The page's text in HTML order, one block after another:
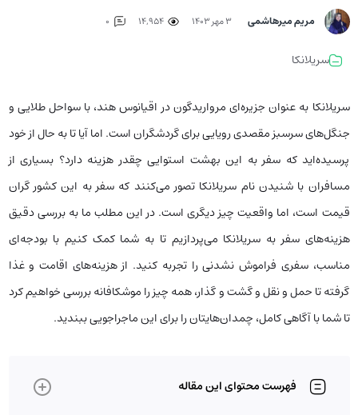
مریم میرهاشمی ۳ مهر ۱۴۰۳ 14,954
سریلانکا
سریلانکا به عنوان جزیره‌ای مروارید‌گون در اقیانوس هند، با سواحل طلایی و
جنگل‌های سرسبز مقصدی رویایی برای گردشگران است. اما آیا تا به حال از خود
پرسیده‌اید که سفر به این بهشت استوایی چقدر هزینه دارد؟ بسیاری از
مسافران با شنیدن نام سریلانکا تصور می‌کنند که سفر به این کشور گران
قیمت است، اما واقعیت چیز دیگری است. در این مطلب ما به بررسی دقیق
هزینه‌های سفر به سریلانکا می‌پردازیم تا به شما کمک کنیم با بودجه‌ای
مناسب، سفری فراموش نشدنی را تجربه کنید. از هزینه‌های اقامت و غذا
گرفته تا حمل و نقل و گشت و گذار، همه چیز را موشکافانه بررسی خواهیم کرد
تا شما با آگاهی کامل، چمدان‌هایتان را برای این ماجراجویی ببندید.
فهرست محتوای این مقاله